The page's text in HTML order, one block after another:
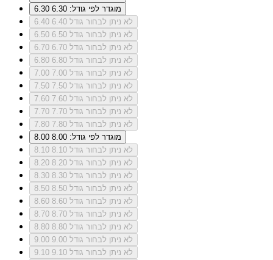
6.30
מוגדר לפי גודל: 6.30
6.40
לא ניתן לבחור גודל 6.40
6.50
לא ניתן לבחור גודל 6.50
6.70
לא ניתן לבחור גודל 6.70
6.80
לא ניתן לבחור גודל 6.80
7.00
לא ניתן לבחור גודל 7.00
7.50
לא ניתן לבחור גודל 7.50
7.60
לא ניתן לבחור גודל 7.60
7.70
לא ניתן לבחור גודל 7.70
7.80
לא ניתן לבחור גודל 7.80
8.00
מוגדר לפי גודל: 8.00
8.10
לא ניתן לבחור גודל 8.10
8.20
לא ניתן לבחור גודל 8.20
8.30
לא ניתן לבחור גודל 8.30
8.50
לא ניתן לבחור גודל 8.50
8.60
לא ניתן לבחור גודל 8.60
8.70
לא ניתן לבחור גודל 8.70
8.80
לא ניתן לבחור גודל 8.80
9.00
לא ניתן לבחור גודל 9.00
9.10
לא ניתן לבחור גודל 9.10